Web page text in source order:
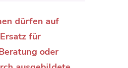
dürfen auf
für
oder